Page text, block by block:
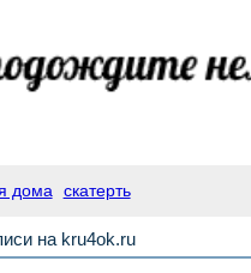
дома скатерть
на kru4ok.ru